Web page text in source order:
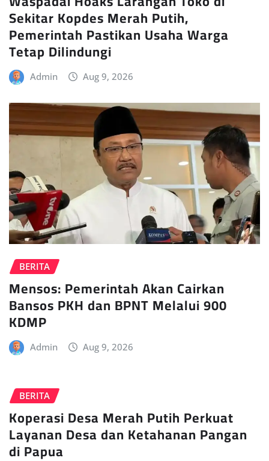
Sekitar Kopdes Merah Putih,
Pemerintah Pastikan Usaha Warga
Tetap Dilindungi
Admin Aug 9, 2026
BERITA
Mensos: Pemerintah Akan Cairkan
Bansos PKH dan BPNT Melalui 900
KDMP
Admin Aug 9, 2026
BERITA
Koperasi Desa Merah Putih Perkuat
Layanan Desa dan Ketahanan Pangan
di Papua